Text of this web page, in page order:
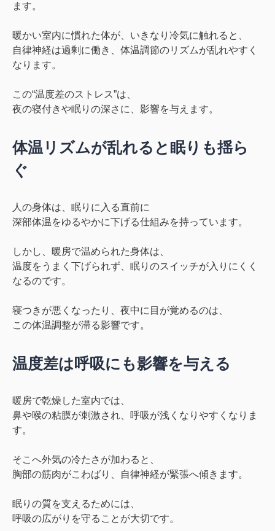
ます。
暖かい室内に慣れた体が、いきなり冷気に触れると、
自律神経は過剰に働き、 体温調節のリズムが乱れやすく
なります。
この“温度差のストレス”は、
夜の寝付きや眠りの深さに、影響を与えます。
体温リズムが乱れると眠りも揺ら
ぐ
人の身体は、眠りに入る直前に
深部体温をゆるやかに下げる仕組みを持っています。
しかし、暖房で温められた身体は、
温度をうまく下げられず、 眠りのスイッチが入りにくく
なるのです。
寝つきが悪くなったり、夜中に目が覚めるのは、
この体温調整が滞る影響です。
温度差は呼吸にも影響を与える
暖房で乾燥した室内では、
鼻や喉の粘膜が刺激され、 呼吸が浅くなりやすくなりま
す。
そこへ外気の冷たさが加わると、
胸部の筋肉がこわばり、
自律神経が緊張へ傾きます。
眠りの質を支えるためには、
呼吸の広がり を守ることが大切です。